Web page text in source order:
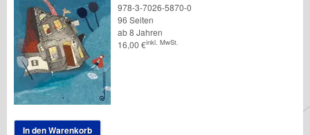
978-3-7026-5870-0
96 Seiten
ab 8 Jahren
16,00 €inkl. MwSt.
In den Warenkorb